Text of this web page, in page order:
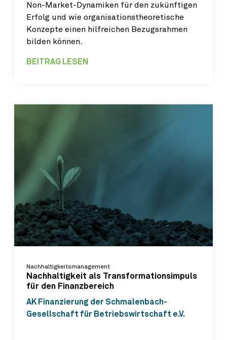
Non-Market-Dynamiken für den zukünftigen
Erfolg und wie organisationstheoretische
Konzepte einen hilfreichen Bezugsrahmen
bilden können.
BEITRAG LESEN
Nachhaltigkeitsmanagement
Nachhaltigkeit als Transformationsimpuls
für den Finanzbereich
AK Finanzierung der Schmalenbach-
Gesellschaft für Betriebswirtschaft e.V.